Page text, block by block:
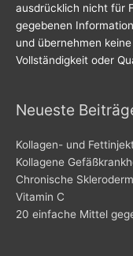
ausdrücklich nicht für
gegebenen
und übernehmen
Vollständigkeit oder
Neueste
Kollagen- und
Kollagene
Chronische
Vitamin C
20 einfache Mittel